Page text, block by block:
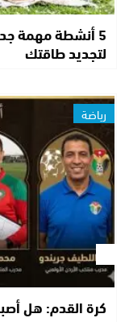
5 أنشطة مهمة
لتجديد طاقتك
رياضة
كرة القدم: هل